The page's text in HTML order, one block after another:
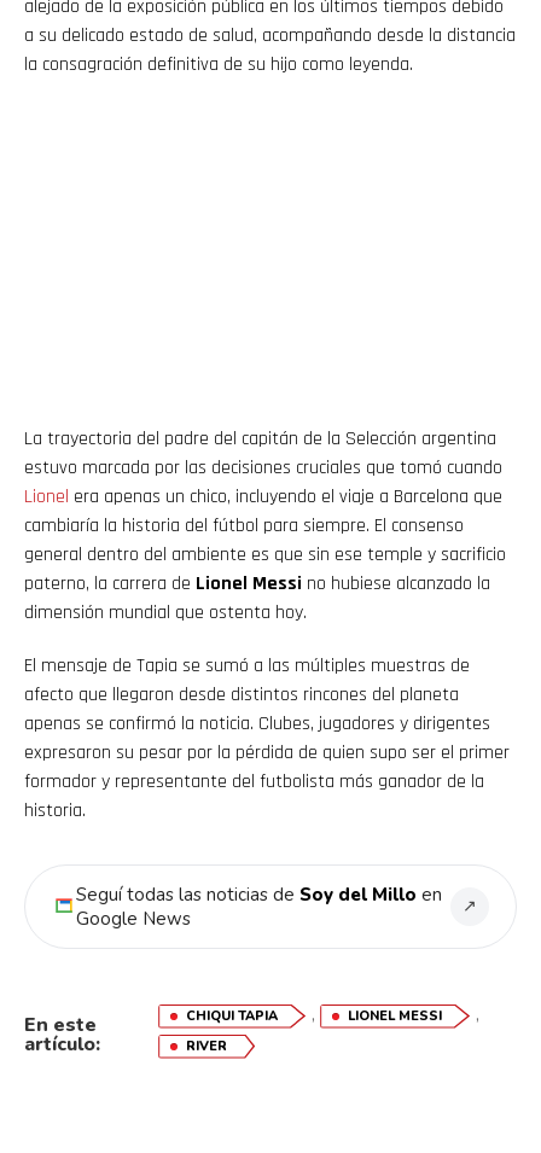
alejado de la exposición pública en los últimos tiempos debido
a su delicado estado de salud, acompañando desde la distancia
la consagración definitiva de su hijo como leyenda.
La trayectoria del padre del capitán de la Selección argentina
estuvo marcada por las decisiones cruciales que tomó cuando
Lionel era apenas un chico, incluyendo el viaje a Barcelona que
cambiaría la historia del fútbol para siempre. El consenso
general dentro del ambiente es que sin ese temple y sacrificio
paterno, la carrera de Lionel Messi no hubiese alcanzado la
dimensión mundial que ostenta hoy.
El mensaje de Tapia se sumó a las múltiples muestras de
afecto que llegaron desde distintos rincones del planeta
apenas se confirmó la noticia. Clubes, jugadores y dirigentes
expresaron su pesar por la pérdida de quien supo ser el primer
formador y representante del futbolista más ganador de la
historia.
Seguí todas las noticias de Soy del Millo en
Google News
↗
En este
artículo:
CHIQUI TAPIA , LIONEL MESSI ,
RIVER